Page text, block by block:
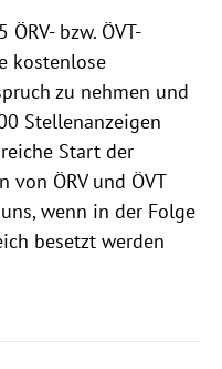
bzw. ÖVT-
kostenlose
zu nehmen und
Stellenanzeigen
Start der
von ÖRV und ÖVT
wenn in der Folge
besetzt werden